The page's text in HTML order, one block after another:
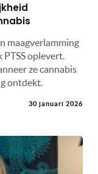
maagverlamming
oplevert.
ze cannabis
ontdekt.
30 januari 2026